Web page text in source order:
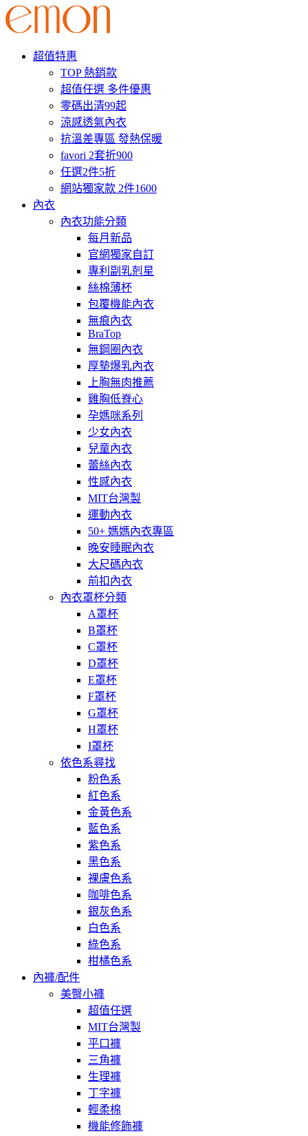
超值特惠
TOP 熱銷款
超值任選 多件優惠
零碼出清99起
涼感透氣內衣
抗溫差專區 發熱保暖
favori 2套折900
任選2件5折
網站獨家款 2件1600
內衣
內衣功能分類
每月新品
官網獨家自訂
專利副乳剋星
絲棉薄杯
包覆機能內衣
無痕內衣
BraTop
無鋼圈內衣
厚墊爆乳內衣
上胸無肉推薦
雞胸低脊心
孕媽咪系列
少女內衣
兒童內衣
蕾絲內衣
性感內衣
MIT台灣製
運動內衣
50+ 媽媽內衣專區
晚安睡眠內衣
大尺碼內衣
前扣內衣
內衣罩杯分類
A罩杯
B罩杯
C罩杯
D罩杯
E罩杯
F罩杯
G罩杯
H罩杯
I罩杯
依色系尋找
粉色系
紅色系
金黃色系
藍色系
紫色系
黑色系
裸膚色系
咖啡色系
銀灰色系
白色系
綠色系
柑橘色系
內褲/配件
美臀小褲
超值任選
MIT台灣製
平口褲
三角褲
生理褲
丁字褲
輕柔棉
機能修飾褲